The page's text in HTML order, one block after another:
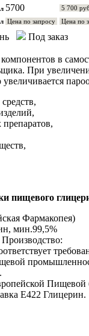
5700 5 700
Цена по запросу Цена по
Под заказ
в
При
увеличивается
препаратов,
пищевого
Фармакопея)
мин.99,5%
Пищевой
Е422 Глицерин.